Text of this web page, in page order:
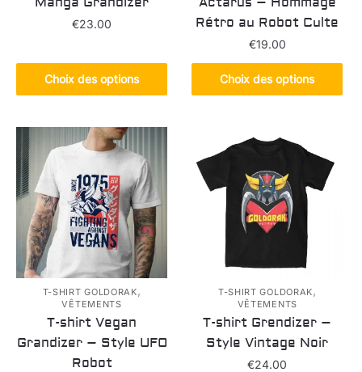
€23.00
Choix des options
produit
a
variations.
Les
options
peuvent
être
choisies
sur
page
du
produit
Rétro au Robot Culte
€19.00
Choix des options
Ce
produit
variations.
Les
options
peuvent
être
choisies
sur
la
page
du
produit
T-SHIRT GOLDORAK,
VÊTEMENTS
T-shirt Vegan
Grandizer – Style UFO
Robot
T-SHIRT GOLDORAK,
VÊTEMENTS
T-shirt Grendizer –
Style Vintage Noir
€24.00